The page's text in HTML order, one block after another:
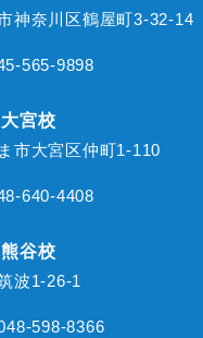
神奈川区鶴屋町3-32-14
565-9898
宮校
市大宮区仲町1-110
640-4408
谷校
波1-26-1
598-8366